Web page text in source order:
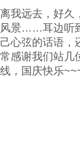
我远去，好
景……耳边听
心弦的话语
谢我们站几
，国庆快乐